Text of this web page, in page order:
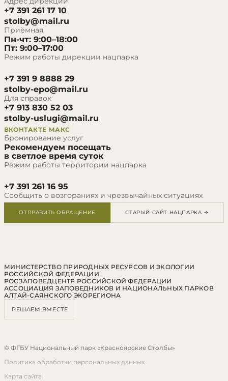
+7 391 261 17 10
stolby@mail.ru
Приёмная
Пн-чт: 9:00–18:00
Пт: 9:00–17:00
Режим работы дирекции нацпарка
+7 391 9 8888 29
stolby-epo@mail.ru
Для справок
+7 913 830 52 03
stolby-uslugi@mail.ru
ВКОНТАКТЕ МАКС
Бронирование услуг
Рекомендуем посещать
в светлое время суток
Режим работы территории нацпарка
+7 391 261 16 95
Сообщить о возгораниях и чрезвычайных ситуациях
ОТПРАВИТЬ ОБРАЩЕНИЕ СТАРЫЙ САЙТ НАЦПАРКА →
МИНИСТЕРСТВО ПРИРОДНЫХ РЕСУРСОВ И ЭКОЛОГИИ
РОССИЙСКОЙ ФЕДЕРАЦИИ
РОСЗАПОВЕДЦЕНТР РОССИЙСКОЙ ФЕДЕРАЦИИ
АССОЦИАЦИЯ ЗАПОВЕДНИКОВ И НАЦИОНАЛЬНЫХ ПАРКОВ
АЛТАЙ-САЯНСКОГО ЭКОРЕГИОНА
РЕШАЕМ ВМЕСТЕ
© ФГБУ Национальный парк «Красноярские Столбы»
Политика обработки персональных данных
Карта сайта